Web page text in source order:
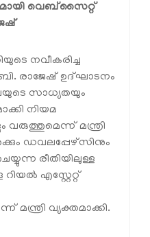
വെബ്‌സൈറ്റ്
നവീകരിച്ച
രാജേഷ് ഉദ്ഘാടനം
സാധ്യതയും
നിയമ
വരുത്തുമെന്ന് മന്ത്രി
ഡവലപ്പേഴ്‌സിനും
രീതിയിലുള്ള
എസ്റ്റേറ്റ്
മന്ത്രി വ്യക്തമാക്കി.